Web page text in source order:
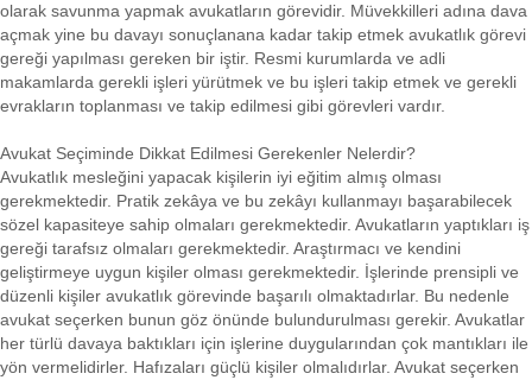
olarak savunma yapmak avukatların görevidir. Müvekkilleri adına dava
açmak yine bu davayı sonuçlanana kadar takip etmek avukatlık görevi
gereği yapılması gereken bir iştir. Resmi kurumlarda ve adli
makamlarda gerekli işleri yürütmek ve bu işleri takip etmek ve gerekli
evrakların toplanması ve takip edilmesi gibi görevleri vardır.
Avukat Seçiminde Dikkat Edilmesi Gerekenler Nelerdir?
Avukatlık mesleğini yapacak kişilerin iyi eğitim almış olması
gerekmektedir. Pratik zekâya ve bu zekâyı kullanmayı başarabilecek
sözel kapasiteye sahip olmaları gerekmektedir. Avukatların yaptıkları iş
gereği tarafsız olmaları gerekmektedir. Araştırmacı ve kendini
geliştirmeye uygun kişiler olması gerekmektedir. İşlerinde prensipli ve
düzenli kişiler avukatlık görevinde başarılı olmaktadırlar. Bu nedenle
avukat seçerken bunun göz önünde bulundurulması gerekir. Avukatlar
her türlü davaya baktıkları için işlerine duygularından çok mantıkları ile
yön vermelidirler. Hafızaları güçlü kişiler olmalıdırlar. Avukat seçerken